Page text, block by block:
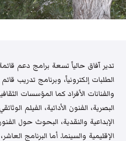
تدير آفاق حالياً تسعة برامج دعم
الطلبات إلكترونياً، وبرنامج تدريب
والفنانات الأفراد كما المؤسسات
البصرية، الفنون الأدائية، الفيلم
الإبداعية والنقدية، البحوث حول
الإقليمية والسينما. أما البرنامج